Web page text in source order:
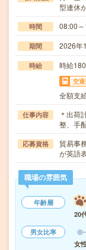
型連休
時間 08:00
期間 2026年
時給 時給
交
全額支
仕事内容
＊出荷
整、手
応募資格
貿易事
が英語
職場の雰囲気
年齢層
20
男女比率
女